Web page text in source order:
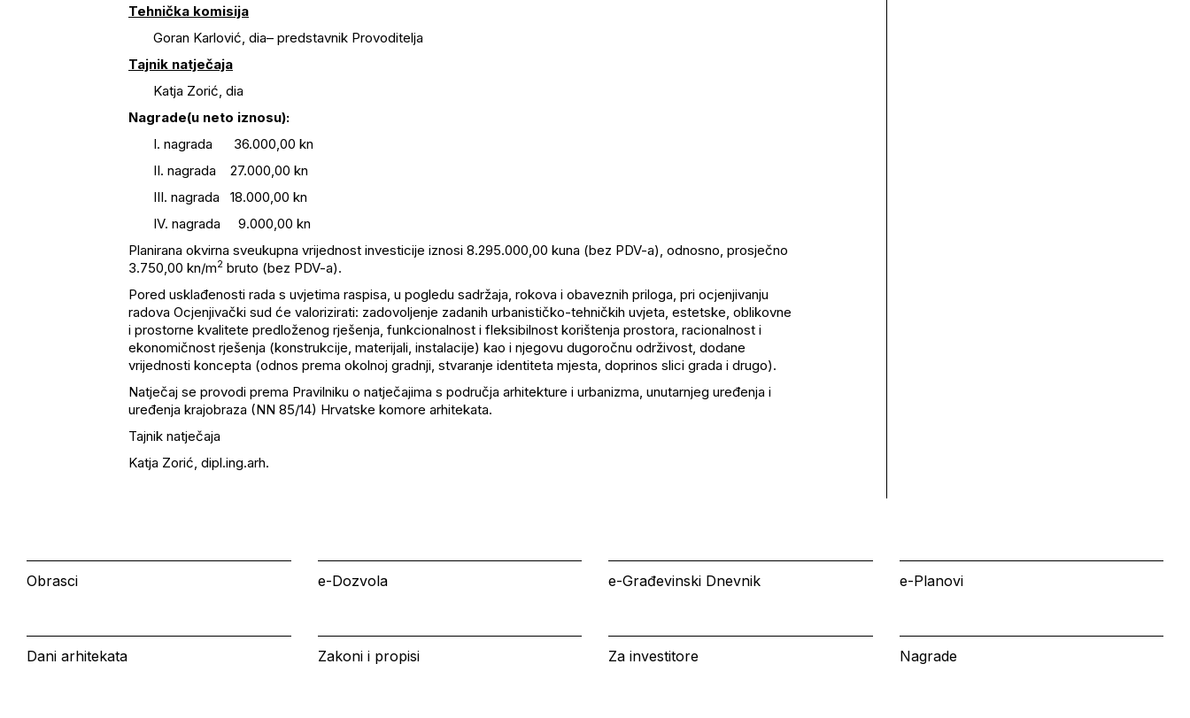
Tehnička komisija
Goran Karlović, dia– predstavnik Provoditelja
Tajnik natječaja
Katja Zorić, dia
Nagrade(u neto iznosu):
I. nagrada 36.000,00 kn
II. nagrada 27.000,00 kn
III. nagrada 18.000,00 kn
IV. nagrada 9.000,00 kn
Planirana okvirna sveukupna vrijednost investicije iznosi 8.295.000,00 kuna (bez PDV-a), odnosno, prosječno
3.750,00 kn/m2 bruto (bez PDV-a).
Pored usklađenosti rada s uvjetima raspisa, u pogledu sadržaja, rokova i obaveznih priloga, pri ocjenjivanju
radova Ocjenjivački sud će valorizirati: zadovoljenje zadanih urbanističko-tehničkih uvjeta, estetske, oblikovne
i prostorne kvalitete predloženog rješenja, funkcionalnost i fleksibilnost korištenja prostora, racionalnost i
ekonomičnost rješenja (konstrukcije, materijali, instalacije) kao i njegovu dugoročnu održivost, dodane
vrijednosti koncepta (odnos prema okolnoj gradnji, stvaranje identiteta mjesta, doprinos slici grada i drugo).
Natječaj se provodi prema Pravilniku o natječajima s područja arhitekture i urbanizma, unutarnjeg uređenja i
uređenja krajobraza (NN 85/14) Hrvatske komore arhitekata.
Tajnik natječaja
Katja Zorić, dipl.ing.arh.
Obrasci e-Dozvola e-Građevinski Dnevnik e-Planovi
Dani arhitekata Zakoni i propisi Za investitore Nagrade